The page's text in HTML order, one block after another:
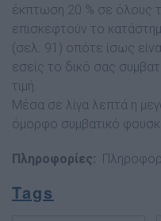
έκπτωση 20 % σε όλους
επισκεφτούν το
(σελ. 91) οπότε ίσως
εσείς το δικό σας
τιµή.
Μέσα σε λίγα λεπτά η
όµορφο συµβατικό
Πληροφορίες:
Tags